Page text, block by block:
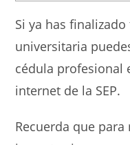
Si ya has
universitaria
cédula profesional
internet de la SEP.
Recuerda que